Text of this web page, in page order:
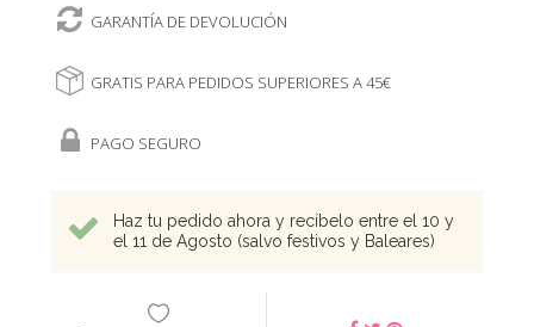
GARANTÍA DE DEVOLUCIÓN
GRATIS PARA PEDIDOS SUPERIORES A 45€
PAGO SEGURO
Haz tu pedido ahora y recíbelo entre el 10 y
el 11 de Agosto (salvo festivos y Baleares)